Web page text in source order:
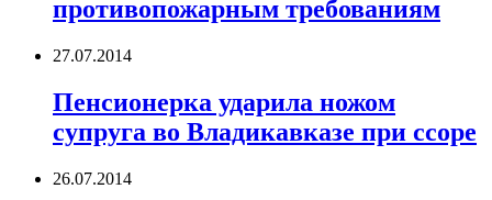
противопожарным требованиям
27.07.2014
Пенсионерка ударила ножом
супруга во Владикавказе при ссоре
26.07.2014